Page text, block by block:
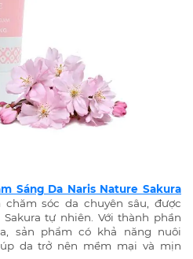
Sáng Da Naris Nature Sakura
sóc da chuyên sâu, được
tự nhiên. Với thành phần
sản phẩm có khả năng nuôi
da trở nên mềm mại và mịn